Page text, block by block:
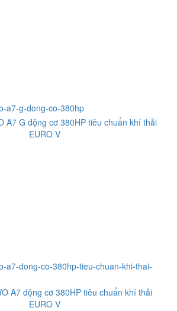
A7 G động cơ 380HP tiêu chuẩn khí thải
EURO V
A7 động cơ 380HP tiêu chuẩn khí thải
EURO V